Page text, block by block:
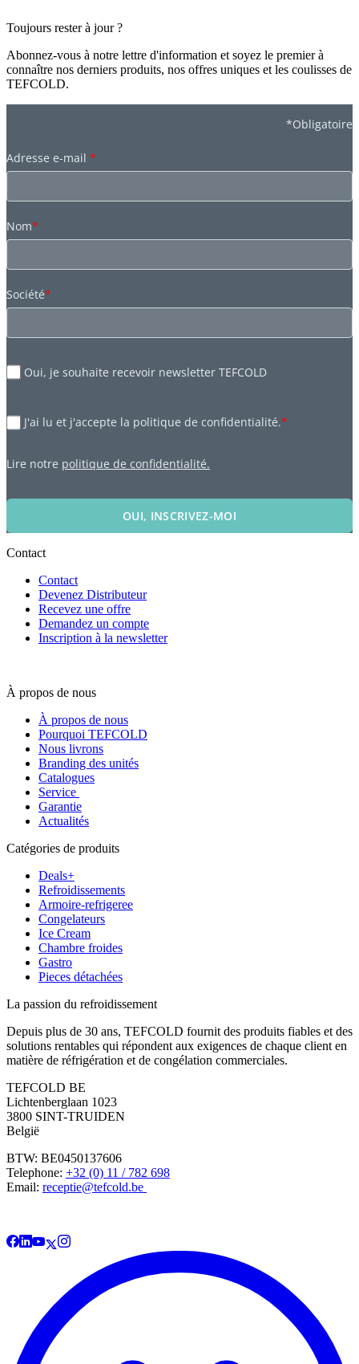
Toujours rester à jour ?
Abonnez-vous à notre lettre d'information et soyez le premier à
connaître nos derniers produits, nos offres uniques et les coulisses de
TEFCOLD.
*Obligatoire
Adresse e-mail *
Nom*
Société*
Oui, je souhaite recevoir newsletter TEFCOLD
J'ai lu et j'accepte la politique de confidentialité.*
Lire notre politique de confidentialité.
OUI, INSCRIVEZ-MOI
Contact
Contact
Devenez Distributeur
Recevez une offre
Demandez un compte
Inscription à la newsletter
À propos de nous
À propos de nous
Pourquoi TEFCOLD
Nous livrons
Branding des unités
Catalogues
Service
Garantie
Actualités
Catégories de produits
Deals+
Refroidissements
Armoire-refrigeree
Congelateurs
Ice Cream
Chambre froides
Gastro
Pieces détachées
La passion du refroidissement
Depuis plus de 30 ans, TEFCOLD fournit des produits fiables et des
solutions rentables qui répondent aux exigences de chaque client en
matière de réfrigération et de congélation commerciales.
TEFCOLD BE
Lichtenberglaan 1023
3800 SINT-TRUIDEN
België
BTW: BE0450137606
Telephone: +32 (0) 11 / 782 698
Email: receptie@tefcold.be